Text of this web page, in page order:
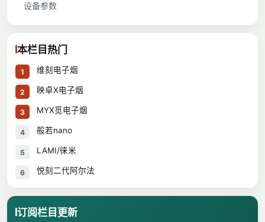
设备参数
本栏目热门
1 维刻电子烟
2 映卓X电子烟
3 MYX觅电子烟
4 般若nano
5 LAMI/徕米
6 悦刻二代阿尔法
订阅栏目更新